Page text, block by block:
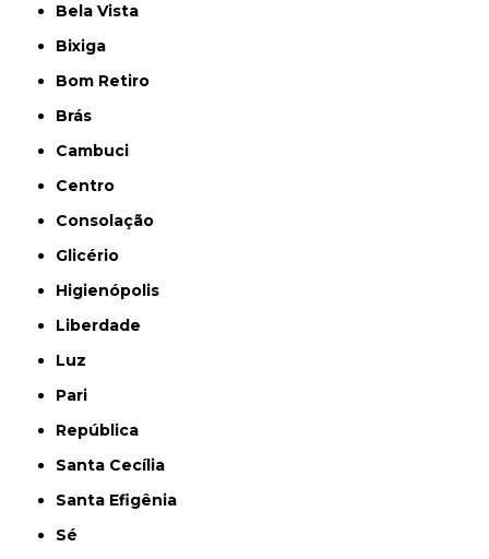
Bela Vista
Bixiga
Bom Retiro
Brás
Cambuci
Centro
Consolação
Glicério
Higienópolis
Liberdade
Luz
Pari
República
Santa Cecília
Santa Efigênia
Sé